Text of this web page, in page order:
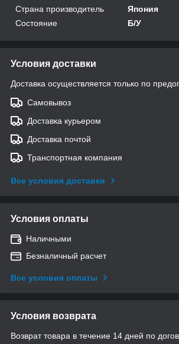
Страна производитель
Япония
Состояние
Б/У
Условия доставки
Доставка осуществляется только по
Самовывоз
Доставка курьером
Доставка почтой
Транспортная компания
Все условия доставки
Условия оплаты
Наличными
Безналичный расчет
Все условия оплаты
Условия возврата
Возврат товара в течение 14 дней по